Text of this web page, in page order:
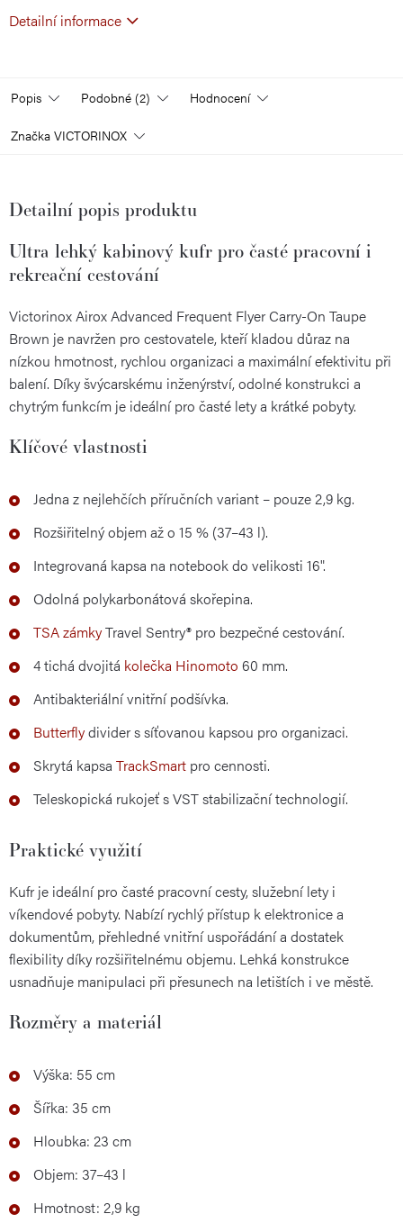
Detailní informace
Popis Podobné (2) Hodnocení
Značka VICTORINOX
Detailní popis produktu
Ultra lehký kabinový kufr pro časté pracovní i
rekreační cestování
Victorinox Airox Advanced Frequent Flyer Carry-On Taupe
Brown je navržen pro cestovatele, kteří kladou důraz na
nízkou hmotnost, rychlou organizaci a maximální efektivitu při
balení. Díky švýcarskému inženýrství, odolné konstrukci a
chytrým funkcím je ideální pro časté lety a krátké pobyty.
Klíčové vlastnosti
Jedna z nejlehčích příručních variant – pouze 2,9 kg.
Rozšiřitelný objem až o 15 % (37–43 l).
Integrovaná kapsa na notebook do velikosti 16".
Odolná polykarbonátová skořepina.
TSA zámkyTravel Sentry® pro bezpečné cestování.
4 tichá dvojitá kolečka Hinomoto 60 mm.
Antibakteriální vnitřní podšívka.
Butterflydivider s síťovanou kapsou pro organizaci.
Skrytá kapsa TrackSmart pro cennosti.
Teleskopická rukojeť s VST stabilizační technologií.
Praktické využití
Kufr je ideální pro časté pracovní cesty, služební lety i
víkendové pobyty. Nabízí rychlý přístup k elektronice a
dokumentům, přehledné vnitřní uspořádání a dostatek
flexibility díky rozšiřitelnému objemu. Lehká konstrukce
usnadňuje manipulaci při přesunech na letištích i ve městě.
Rozměry a materiál
Výška: 55 cm
Šířka: 35 cm
Hloubka: 23 cm
Objem: 37–43 l
Hmotnost: 2,9 kg